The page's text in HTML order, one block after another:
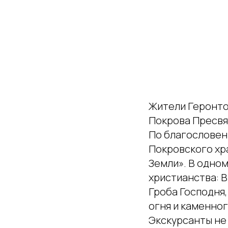
Жители
Покрова
По
Покровского
Земли». В
христианства:
Гроба
огня и
Экскурсанты